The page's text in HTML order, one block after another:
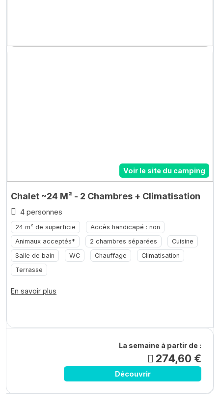
Voir le site du camping
Chalet ~24 M² - 2 Chambres + Climatisation
4 personnes
24 m² de superficie
Accès handicapé : non
Animaux acceptés*
2 chambres séparées
Cuisine
Salle de bain
WC Chauffage
Climatisation
Terrasse
En savoir plus
La semaine à partir de :
274,60 €
Découvrir